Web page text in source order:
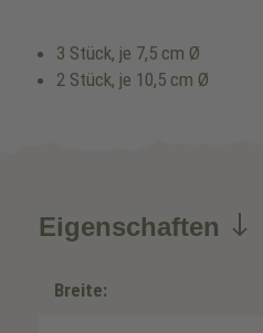
3 Stück, je 7,5 cm Ø
2 Stück, je 10,5 cm Ø
Eigenschaften
Breite: